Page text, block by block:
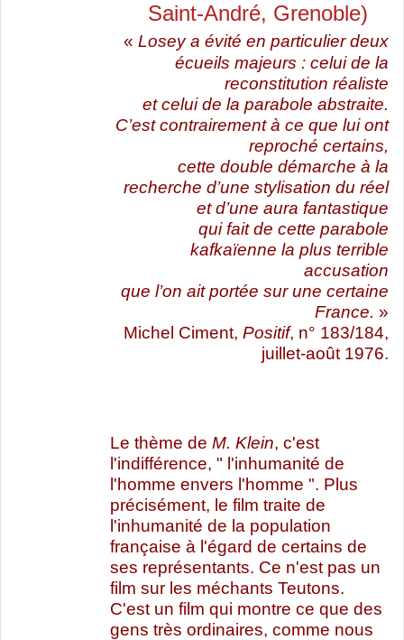
Saint-André, Grenoble)
« Losey a évité en particulier deux
écueils majeurs : celui de la
reconstitution réaliste
et celui de la parabole abstraite.
C’est contrairement à ce que lui ont
reproché certains,
cette double démarche à la
recherche d’une stylisation du réel
et d’une aura fantastique
qui fait de cette parabole
kafkaïenne la plus terrible
accusation
que l’on ait portée sur une certaine
France. »
Michel Ciment, Positif, n° 183/184,
juillet-août 1976.
Le thème deM. Klein, c'est
l'indifférence, " l'inhumanité de
l'homme envers l'homme ". Plus
précisément, le film traite de
l'inhumanité de la population
française à l'égard de certains de
ses représentants. Ce n'est pas un
film sur les méchants Teutons.
C'est un film qui montre ce que des
gens très ordinaires, comme nous